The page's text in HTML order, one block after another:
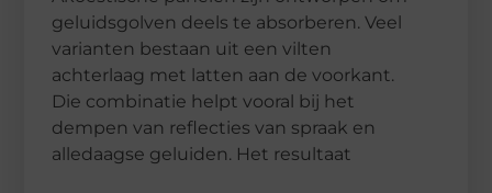
geluidsgolven deels te absorberen. Veel
varianten bestaan uit een vilten
achterlaag met latten aan de voorkant.
Die combinatie helpt vooral bij het
dempen van reflecties van spraak en
alledaagse geluiden. Het resultaat